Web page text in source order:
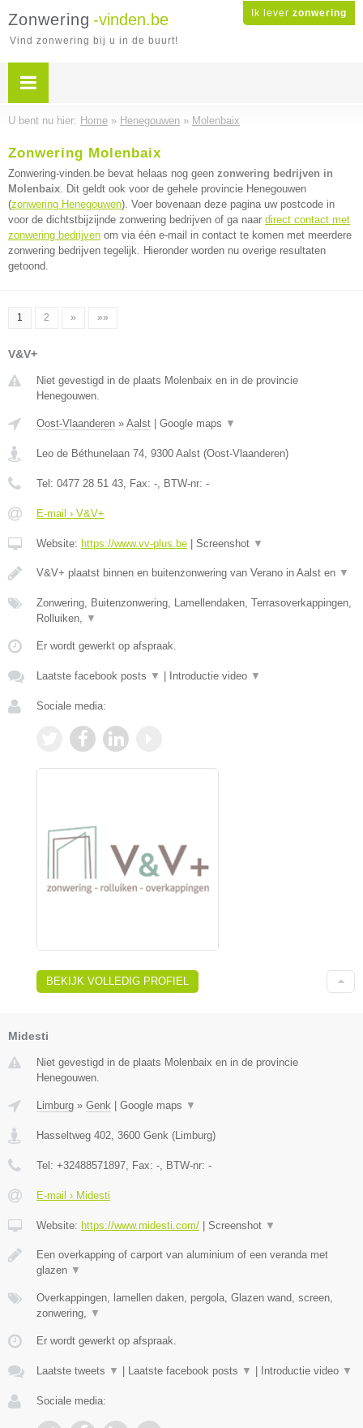
Ik lever zonwering
Zonwering -vinden.be
Vind zonwering bij u in de buurt!
U bent nu hier: Home » Henegouwen » Molenbaix
Zonwering Molenbaix
Zonwering-vinden.be bevat helaas nog geen zonwering bedrijven in
Molenbaix. Dit geldt ook voor de gehele provincie Henegouwen
(zonwering Henegouwen). Voer bovenaan deze pagina uw postcode in
voor de dichtstbijzijnde zonwering bedrijven of ga naar direct contact met
zonwering bedrijven om via één e-mail in contact te komen met meerdere
zonwering bedrijven tegelijk. Hieronder worden nu overige resultaten
getoond.
1 2 » »»
V&V+
Niet gevestigd in de plaats Molenbaix en in de provincie
Henegouwen.
Oost-Vlaanderen » Aalst Google maps ▼
Leo de Béthunelaan 74, 9300 Aalst (Oost-Vlaanderen)
Tel: 0477 28 51 43, Fax: -, BTW-nr: -
E-mail › V&V+
Website: https://www.vv-plus.be Screenshot ▼
V&V+ plaatst binnen en buitenzonwering van Verano in Aalst en ▼
Zonwering, Buitenzonwering, Lamellendaken, Terrasoverkappingen,
Rolluiken, ▼
Er wordt gewerkt op afspraak.
Laatste facebook posts ▼ Introductie video ▼
Sociale media:
BEKIJK VOLLEDIG PROFIEL
Midesti
Niet gevestigd in de plaats Molenbaix en in de provincie
Henegouwen.
Limburg » Genk Google maps ▼
Hasseltweg 402, 3600 Genk (Limburg)
Tel: +32488571897, Fax: -, BTW-nr: -
E-mail › Midesti
Website: https://www.midesti.com/ Screenshot ▼
Een overkapping of carport van aluminium of een veranda met
glazen ▼
Overkappingen, lamellen daken, pergola, Glazen wand, screen,
zonwering, ▼
Er wordt gewerkt op afspraak.
Laatste tweets ▼ Laatste facebook posts ▼ Introductie video ▼
Sociale media: